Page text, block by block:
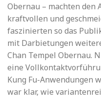
Obernau – machten den
kraftvollen und
faszinierten so das
mit Darbietungen
Chan Tempel Obernau.
eine
Kung Fu-Anwendungen
war klar, wie